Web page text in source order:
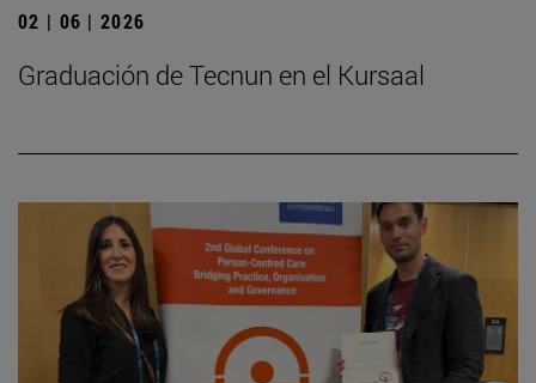
02 | 06 | 2026
Graduación de Tecnun en el Kursaal